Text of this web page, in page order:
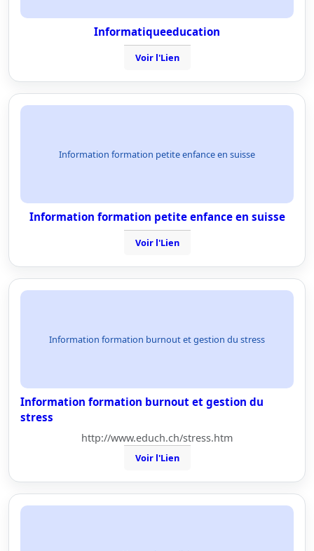
Informatiqueeducation
Voir l'Lien
Information formation petite enfance en suisse
Information formation petite enfance en suisse
Voir l'Lien
Information formation burnout et gestion du stress
Information formation burnout et gestion du
stress
http://www.educh.ch/stress.htm
Voir l'Lien